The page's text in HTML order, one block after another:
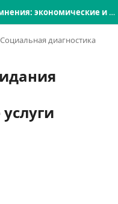
Мониторинг общественного мнения: экономические и социальные перемены
Социальная диагностика